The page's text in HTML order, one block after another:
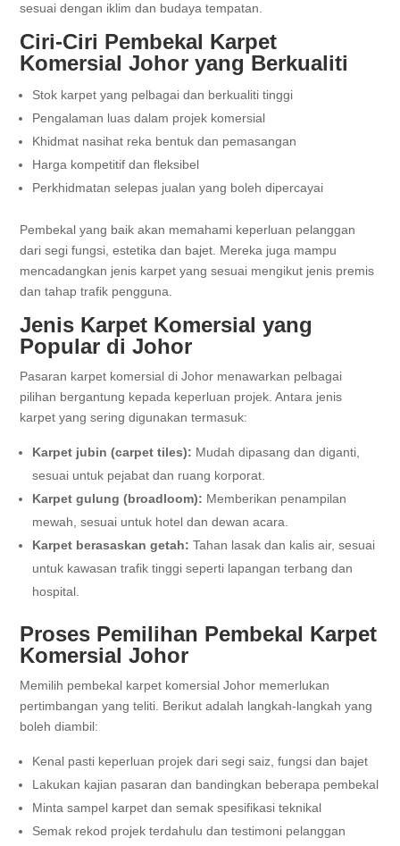
sesuai dengan iklim dan budaya tempatan.
Ciri-Ciri Pembekal Karpet
Komersial Johor yang Berkualiti
Stok karpet yang pelbagai dan berkualiti tinggi
Pengalaman luas dalam projek komersial
Khidmat nasihat reka bentuk dan pemasangan
Harga kompetitif dan fleksibel
Perkhidmatan selepas jualan yang boleh dipercayai
Pembekal yang baik akan memahami keperluan pelanggan
dari segi fungsi, estetika dan bajet. Mereka juga mampu
mencadangkan jenis karpet yang sesuai mengikut jenis premis
dan tahap trafik pengguna.
Jenis Karpet Komersial yang
Popular di Johor
Pasaran karpet komersial di Johor menawarkan pelbagai
pilihan bergantung kepada keperluan projek. Antara jenis
karpet yang sering digunakan termasuk:
Karpet jubin (carpet tiles): Mudah dipasang dan diganti,
sesuai untuk pejabat dan ruang korporat.
Karpet gulung (broadloom): Memberikan penampilan
mewah, sesuai untuk hotel dan dewan acara.
Karpet berasaskan getah: Tahan lasak dan kalis air, sesuai
untuk kawasan trafik tinggi seperti lapangan terbang dan
hospital.
Proses Pemilihan Pembekal Karpet
Komersial Johor
Memilih pembekal karpet komersial Johor memerlukan
pertimbangan yang teliti. Berikut adalah langkah-langkah yang
boleh diambil:
Kenal pasti keperluan projek dari segi saiz, fungsi dan bajet
Lakukan kajian pasaran dan bandingkan beberapa pembekal
Minta sampel karpet dan semak spesifikasi teknikal
Semak rekod projek terdahulu dan testimoni pelanggan